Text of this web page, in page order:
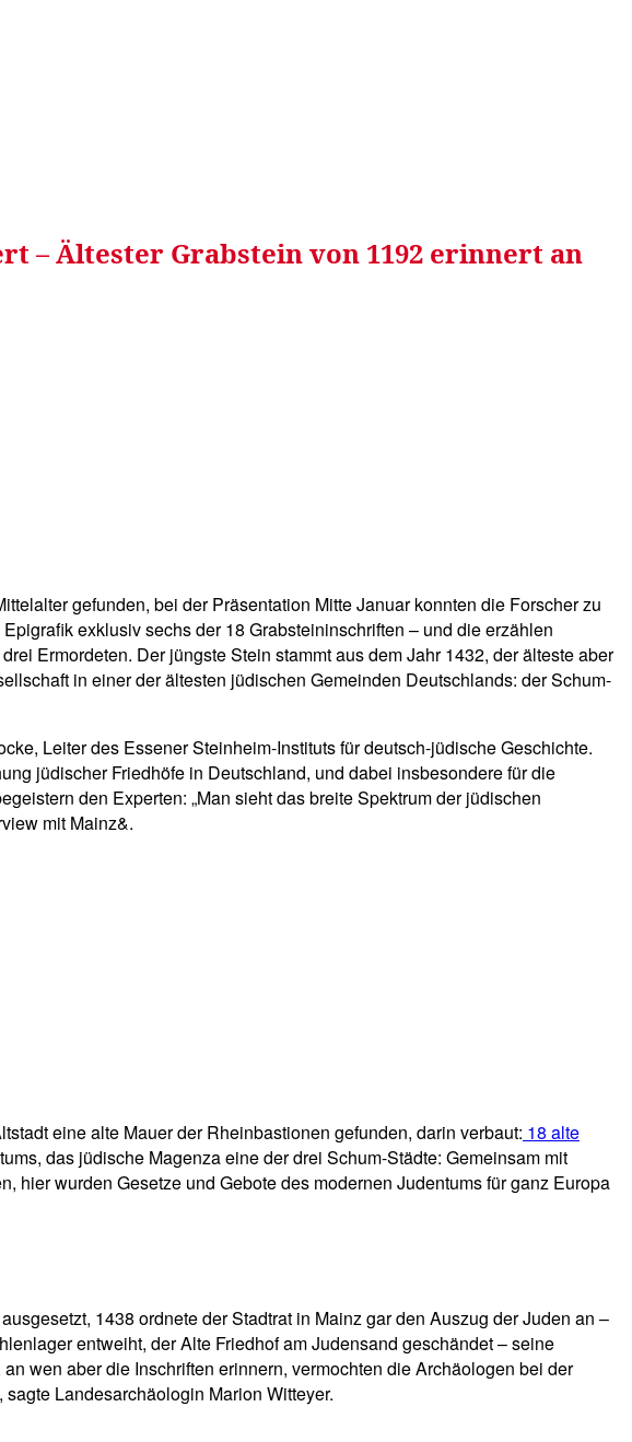
– Ältester Grabstein von 1192 erinnert an
gefunden, bei der Präsentation Mitte Januar konnten die Forscher zu
exklusiv sechs der 18 Grabsteininschriften – und die erzählen
Ermordeten. Der jüngste Stein stammt aus dem Jahr 1432, der älteste aber
in einer der ältesten jüdischen Gemeinden Deutschlands: der Schum-
Leiter des Essener Steinheim-Instituts für deutsch-jüdische Geschichte.
jüdischer Friedhöfe in Deutschland, und dabei insbesondere für die
den Experten: „Man sieht das breite Spektrum der jüdischen
mit Mainz&.
eine alte Mauer der Rheinbastionen gefunden, darin verbaut: 18 alte
das jüdische Magenza eine der drei Schum-Städte: Gemeinsam mit
hier wurden Gesetze und Gebote des modernen Judentums für ganz Europa
1438 ordnete der Stadtrat in Mainz gar den Auszug der Juden an –
entweiht, der Alte Friedhof am Judensand geschändet – seine
wen aber die Inschriften erinnern, vermochten die Archäologen bei der
Landesarchäologin Marion Witteyer.